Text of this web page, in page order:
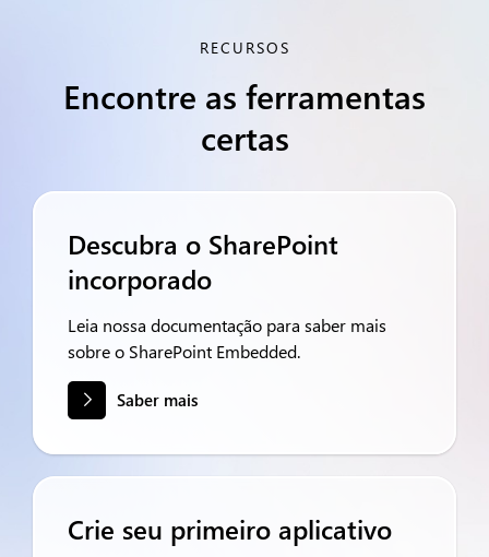
RECURSOS
Encontre as ferramentas
certas
Descubra o SharePoint
incorporado
Leia nossa documentação para saber mais
sobre o SharePoint Embedded.
Saber mais
Crie seu primeiro aplicativo